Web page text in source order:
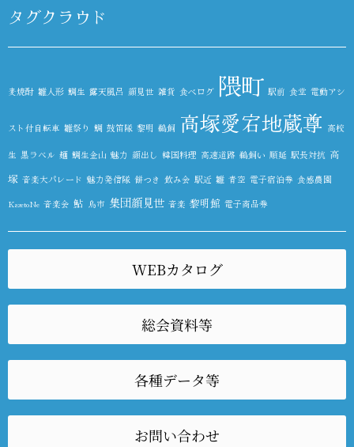
タグクラウド
麦焼酎 雛人形 鯛生 露天風呂 顔見世 雑貨 食べログ 隈町 駅前 食堂 電動アシ
スト付自転車 雛祭り 鯛 鼓笛隊 黎明 鵜飼 高塚愛宕地蔵尊 高校
生 黒ラベル 麺 鯛生金山 魅力 顔出し 韓国料理 高速道路 鵜飼い 順延 駅長対抗 高
塚 音楽大パレード 魅力発信隊 餅つき 飲み会 駅近 雛 青空 電子宿泊券 食感農園
KazetoNe 音楽会 鮎 鳥市 集団顔見世 音楽 黎明館 電子商品券
WEBカタログ
総会資料等
各種データ等
お問い合わせ